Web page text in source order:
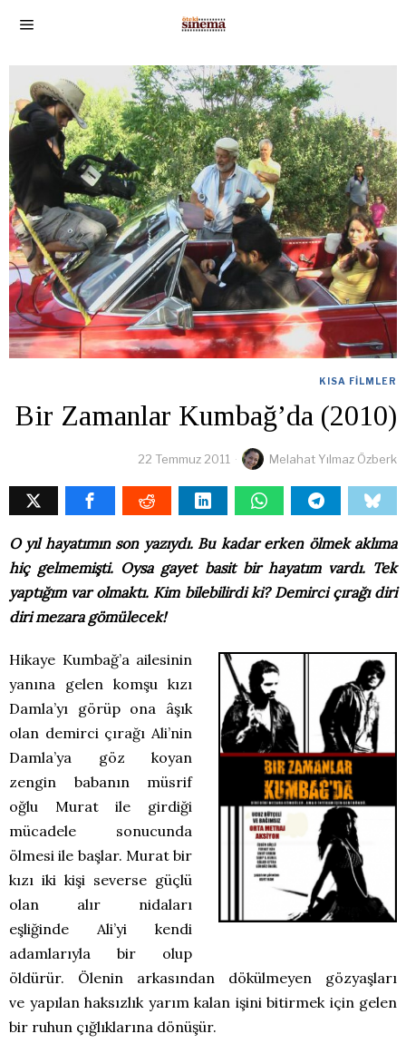
KISA FILMLER
Bir Zamanlar Kumbağ’da (2010)
22 Temmuz 2011 Melahat Yılmaz Özberk
O yıl hayatımın son yazıydı. Bu kadar erken ölmek aklıma
hiç gelmemişti. Oysa gayet basit bir hayatım vardı. Tek
yaptığım var olmaktı. Kim bilebilirdi ki? Demirci çırağı diri
diri mezara gömülecek!
Hikaye Kumbağ’a ailesinin
yanına gelen komşu kızı
Damla’yı görüp ona âşık
olan demirci çırağı Ali’nin
Damla’ya göz koyan
zengin babanın müsrif
oğlu Murat ile girdiği
mücadele sonucunda
ölmesi ile başlar. Murat bir
kızı iki kişi severse güçlü
olan alır nidaları
eşliğinde Ali’yi kendi
adamlarıyla bir olup
öldürür. Ölenin arkasından dökülmeyen gözyaşları
ve yapılan haksızlık yarım kalan işini bitirmek için gelen
bir ruhun çığlıklarına dönüşür.